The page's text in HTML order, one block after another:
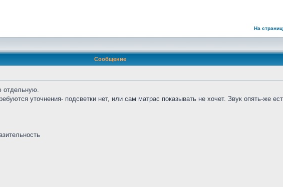
На
Сообщение
отдельную.
уточнения- подсветки нет, или сам матрас показывать не хочет. Звук опять-же